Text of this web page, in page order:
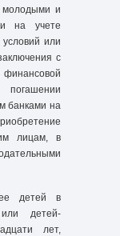
молодыми и
на учете
или
с
финансовой
банками на
лицам, в
детей в
детей-
лет,